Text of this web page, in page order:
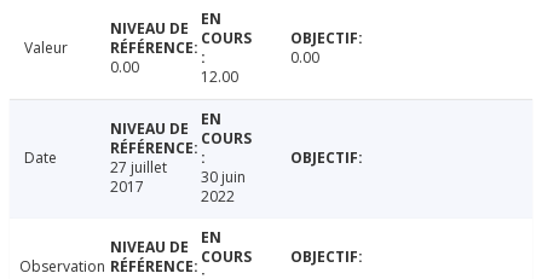
Valeur
0.00
12.00
0.00
Date
27 juillet
2017
30 juin
2022
Observation